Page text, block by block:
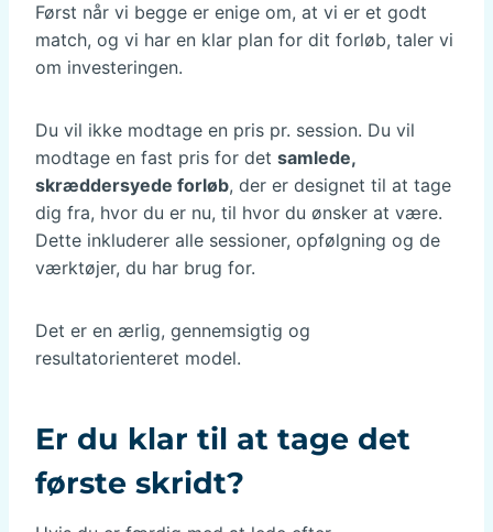
Først når vi begge er enige om, at vi er et godt
match, og vi har en klar plan for dit forløb, taler vi
om investeringen.
Du vil ikke modtage en pris pr. session. Du vil
modtage en fast pris for det samlede,
skræddersyede forløb, der er designet til at tage
dig fra, hvor du er nu, til hvor du ønsker at være.
Dette inkluderer alle sessioner, opfølgning og de
værktøjer, du har brug for.
Det er en ærlig, gennemsigtig og
resultatorienteret model.
Er du klar til at tage det
første skridt?